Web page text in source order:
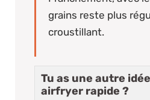
grains reste plus
croustillant.
Tu as une autre
airfryer rapide ?